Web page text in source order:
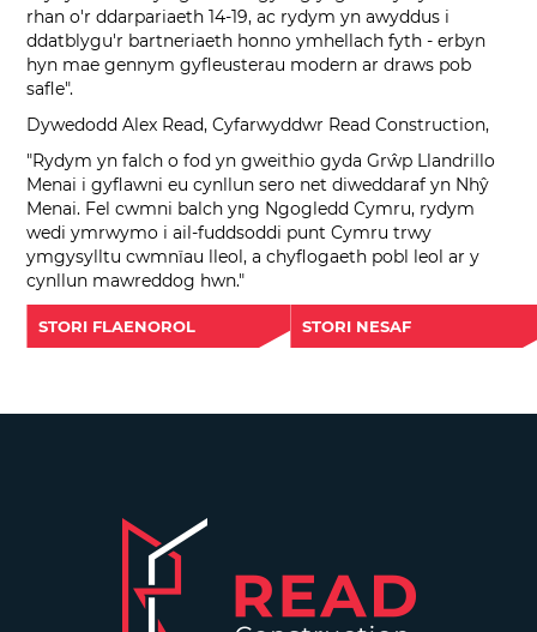
rhan o'r ddarpariaeth 14-19, ac rydym yn awyddus i
ddatblygu'r bartneriaeth honno ymhellach fyth - erbyn
hyn mae gennym gyfleusterau modern ar draws pob
safle".
Dywedodd Alex Read, Cyfarwyddwr Read Construction,
"Rydym yn falch o fod yn gweithio gyda Grŵp Llandrillo
Menai i gyflawni eu cynllun sero net diweddaraf yn Nhŷ
Menai. Fel cwmni balch yng Ngogledd Cymru, rydym
wedi ymrwymo i ail-fuddsoddi punt Cymru trwy
ymgysylltu cwmnïau lleol, a chyflogaeth pobl leol ar y
cynllun mawreddog hwn."
STORI FLAENOROL STORI NESAF